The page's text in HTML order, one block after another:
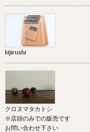
kijirushi
クロヌマタカトシ
※店頭のみでの販売です
お問い合わせ下さい